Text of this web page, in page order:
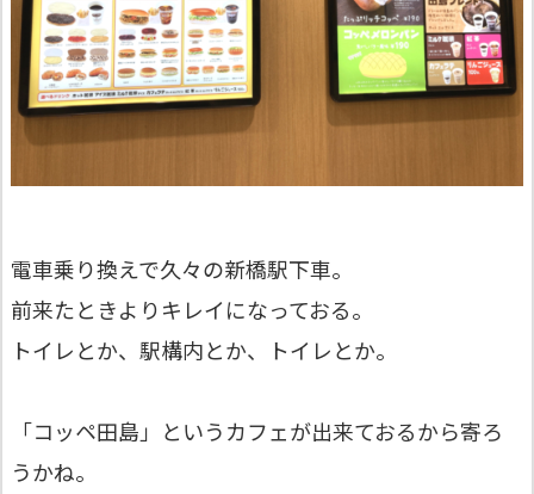
電車乗り換えで久々の新橋駅下車。
前来たときよりキレイになっておる。
トイレとか、駅構内とか、トイレとか。
「コッペ田島」というカフェが出来ておるから寄ろ
うかね。